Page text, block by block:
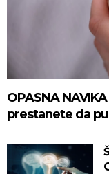
OPASNA
prestanete da